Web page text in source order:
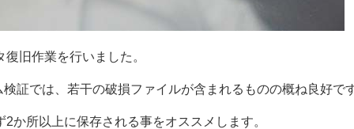
旧作業を行いました。
証では、若干の破損ファイルが含まれるものの概ね良好で
か所以上に保存される事をオススメします。